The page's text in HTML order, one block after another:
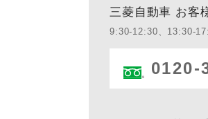
三菱自動車 お客
9:30-12:30、13:30-
0120-